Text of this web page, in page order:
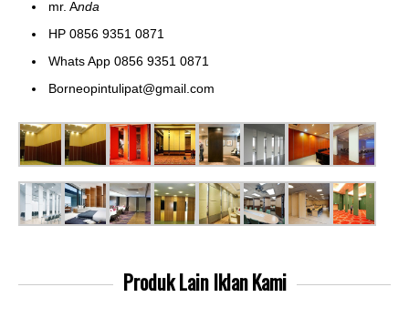
mr. Anda
HP 0856 9351 0871
Whats App 0856 9351 0871
Borneopintulipat@gmail.com
Produk LainIklan Kami